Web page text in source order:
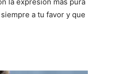
a tu favor y que